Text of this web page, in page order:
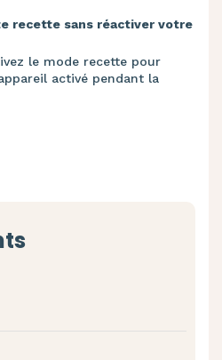
recette sans réactiver votre
le mode recette pour
activé pendant la